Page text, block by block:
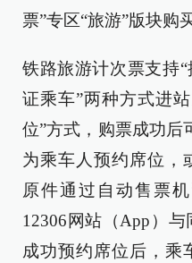
票”专区“旅游”版块购买
铁路旅游计次票支持“
证乘车”两种方式进
位”方式，购票成功后
为乘车人预约席位，
原件通过自动售票
12306网站（App）与
成功预约席位后，乘